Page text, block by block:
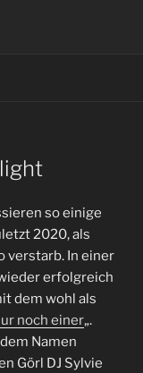
so einige
2020, als
verstarb. In einer
erfolgreich
dem wohl als
noch einer„.
Namen
Görl DJ Sylvie